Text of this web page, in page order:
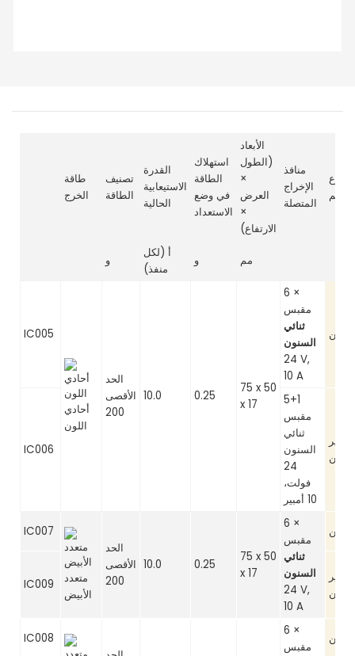
طاقة
الخرج
تصنيف
الطاقة
القدرة
الاستيعابية
الحالية
استهلاك
الطاقة
في وضع
الاستعداد
الأبعاد
(الطول
×
العرض
×
الارتفاع)
منافذ
الإخراج
المتصلة
نوع
و
أ (لكل
منفذ)
و مم
IC005
أحادي
اللون
الحد
الأقصى
200
10.0 0.25
75 x 50
x 17
6 ×
مقبس
ثنائي
السنون
24 V,
10 A
IC006
5+1
مقبس
ثنائي
السنون
24
فولت،
10 أمبير
غير
IC007
متعدد
الأبيض
الحد
الأقصى
200
10.0 0.25
75 x 50
x 17
6 ×
مقبس
ثنائي
السنون
24 V,
10 A
IC009
غير
IC008
6 ×
مقبس